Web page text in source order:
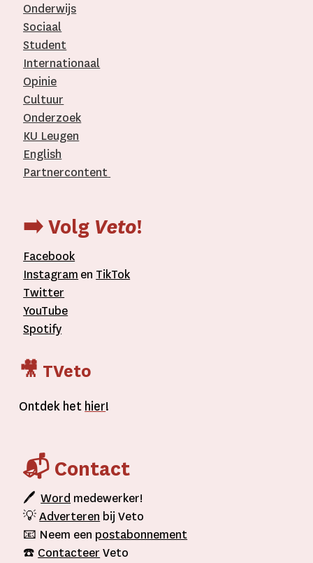
Onderwijs
Sociaal
Student
Internationaal­
Opinie
Cultuur
Onderzoek
KU Leugen
English
Partnercontent
➡️ Volg Veto!
Facebook
Instagram en TikTok
Twitter
YouTube
Spotify
🎥 TVeto
Ontdek het hier!
📬 Contact
🖊Word medewerker!
💡Adverteren bij Veto
📧 Neem een postabonnement
☎️ Contacteer Veto